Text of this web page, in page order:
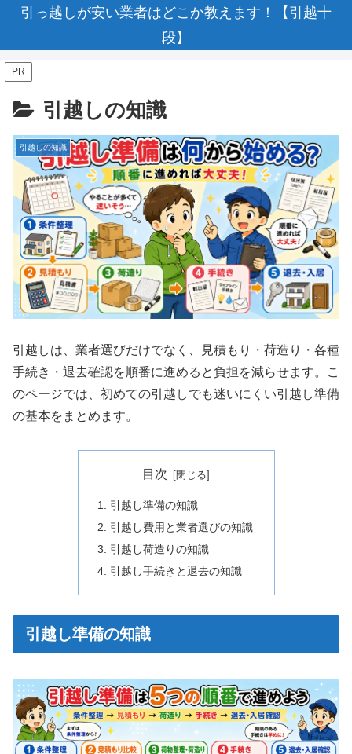
引っ越しが安い業者はどこか教えます！【引越十
段】
PR
引越しの知識
引越しの知識
引越しは、業者選びだけでなく、見積もり・荷造り・各種
手続き・退去確認を順番に進めると負担を減らせます。こ
のページでは、初めての引越しでも迷いにくい引越し準備
の基本をまとめます。
目次
引越し準備の知識
引越し費用と業者選びの知識
引越し荷造りの知識
引越し手続きと退去の知識
引越し準備の知識